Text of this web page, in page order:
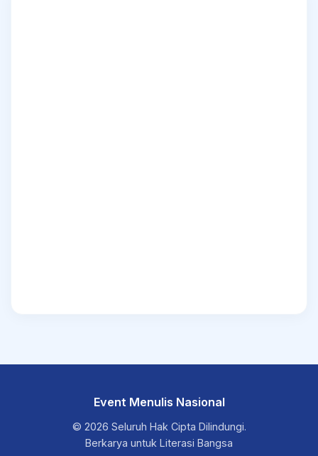
Event Menulis Nasional
© 2026 Seluruh Hak Cipta Dilindungi.
Berkarya untuk Literasi Bangsa